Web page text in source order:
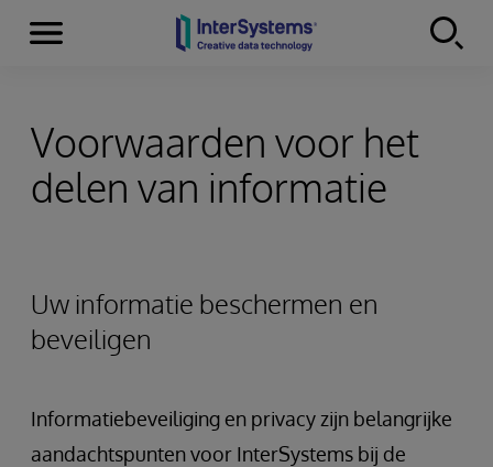
Skip to content
Menu
Voorwaarden voor het
delen van informatie
Uw informatie beschermen en
beveiligen
Informatiebeveiliging en privacy zijn belangrijke
aandachtspunten voor InterSystems bij de